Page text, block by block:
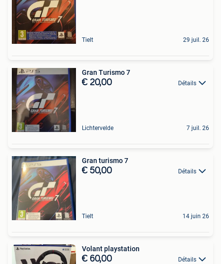
Tielt 29 juil. 26
Gran Turismo 7
€ 20,00 Détails
Lichtervelde 7 juil. 26
Gran turismo 7
€ 50,00 Détails
Tielt 14 juin 26
Volant playstation
€ 60,00 Détails